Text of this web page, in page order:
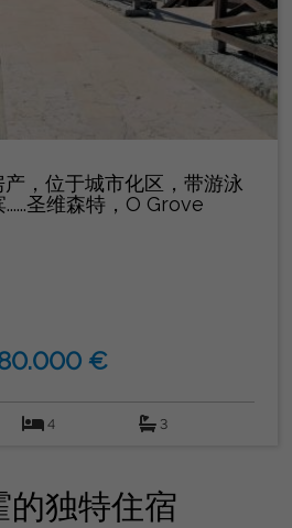
，位于城市化区，带游泳
圣维森特，O Grove
€
4 3
的独特住宿